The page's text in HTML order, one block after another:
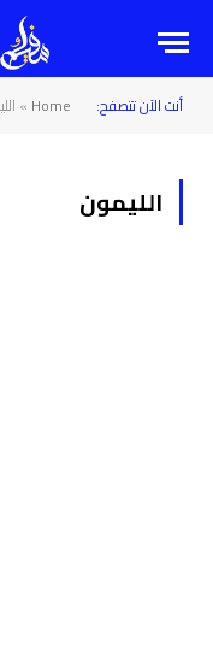
أنت الآن تتصفح: Home
»
الليمون